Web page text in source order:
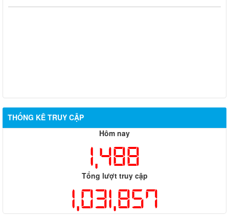
THỐNG KÊ TRUY CẬP
Hôm nay
1,488
Tổng lượt truy cập
1,031,857